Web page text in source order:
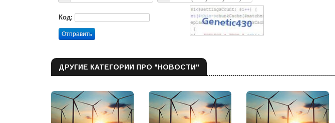
Код:
Отправить
ДРУГИЕ КАТЕГОРИИ ПРО "НОВОСТИ"